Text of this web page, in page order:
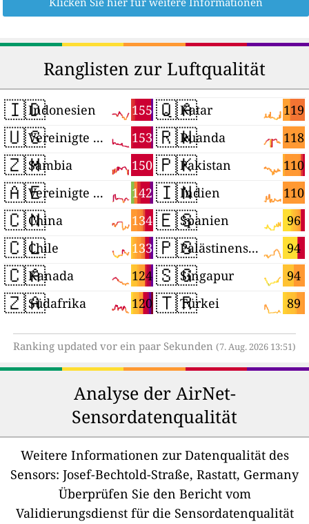
Ranglisten zur Luftqualität
🇮🇩 155
Indonesien
🇺🇸 153
Vereinigte Staaten
🇿🇲 150
Sambia
🇦🇪 142
Vereinigte Arabische Emirate
🇨🇳 134
China
🇨🇱 133
Chile
🇨🇦 124
Kanada
🇿🇦 120
Südafrika
🇶🇦 119
Katar
🇷🇼 118
Ruanda
🇵🇰 110
Pakistan
🇮🇳 110
Indien
🇪🇸 96
Spanien
🇵🇸 94
Palästinensische Autonomiegebiete
🇸🇬 94
Singapur
🇹🇷 89
Türkei
Ranking updated vor ein paar Sekunden (7. Aug. 2026 13:51)
Analyse der AirNet-
Sensordatenqualität
Weitere Informationen zur Datenqualität des
Sensors: Josef-Bechtold-Straße, Rastatt, Germany
Überprüfen Sie den Bericht vom
Validierungsdienst für die Sensordatenqualität